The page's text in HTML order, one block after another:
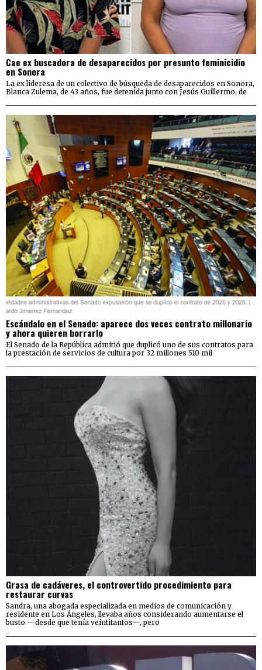
Cae ex buscadora de desaparecidos por presunto feminicidio
en Sonora
La ex lideresa de un colectivo de búsqueda de desaparecidos en Sonora,
Blanca Zulema, de 43 años, fue detenida junto con Jesús Guillermo, de
Escándalo en el Senado: aparece dos veces contrato millonario
y ahora quieren borrarlo
El Senado de la República admitió que duplicó uno de sus contratos para
la prestación de servicios de cultura por 32 millones 510 mil
Grasa de cadáveres, el controvertido procedimiento para
restaurar curvas
Sandra, una abogada especializada en medios de comunicación y
residente en Los Ángeles, llevaba años considerando aumentarse el
busto —desde que tenía veintitantos—, pero